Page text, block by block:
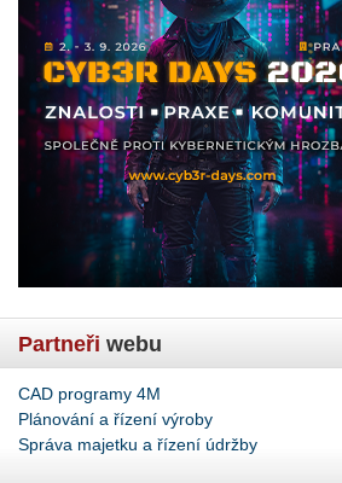
Partneři webu
CAD programy 4M
Plánování a řízení výroby
Správa majetku a řízení údržby